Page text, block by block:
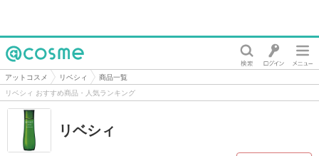
@cosme
アットコスメ リベシィ
商品一覧
リベシィ おすすめ商品・人気ランキング
リベシィ